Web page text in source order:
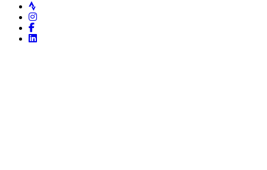
Strava
Instagram
Facebook
LinkedIn